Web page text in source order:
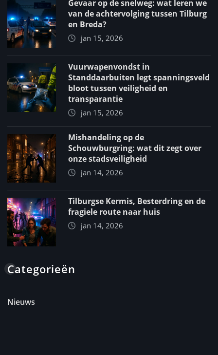
Gevaar op de snelweg: wat leren we
van de achtervolging tussen Tilburg
en Breda?
jan 15, 2026
Vuurwapenvondst in
Standdaarbuiten legt spanningsveld
bloot tussen veiligheid en
transparantie
jan 15, 2026
Mishandeling op de
Schouwburgring: wat dit zegt over
onze stadsveiligheid
jan 14, 2026
Tilburgse Kermis, Besterdring en de
fragiele route naar huis
jan 14, 2026
Categorieën
Nieuws